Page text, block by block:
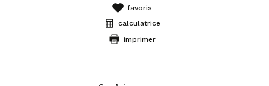
favoris
calculatrice
imprimer